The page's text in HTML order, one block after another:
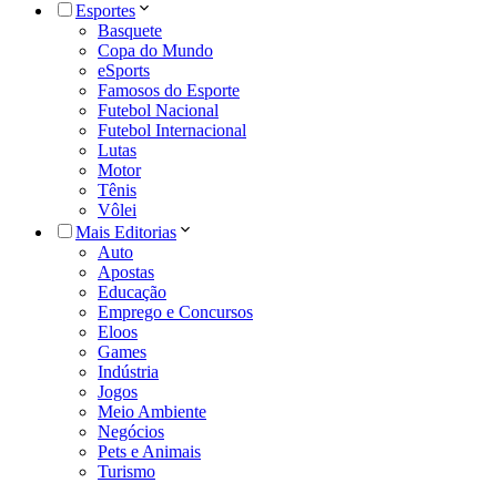
Esportes
Basquete
Copa do Mundo
eSports
Famosos do Esporte
Futebol Nacional
Futebol Internacional
Lutas
Motor
Tênis
Vôlei
Mais Editorias
Auto
Apostas
Educação
Emprego e Concursos
Eloos
Games
Indústria
Jogos
Meio Ambiente
Negócios
Pets e Animais
Turismo